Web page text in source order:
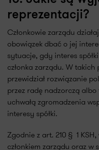
reprezentacji?
Członkowie zarządu
obowiązek dbać o jej
sytuacje, gdy interes
członka zarządu. W
przewidział rozwiązanie
przez radę nadzorczą albo
uchwałą zgromadzenia
interesy spółki.
Zgodnie z art. 210 § 1
członkiem zarządu oraz w